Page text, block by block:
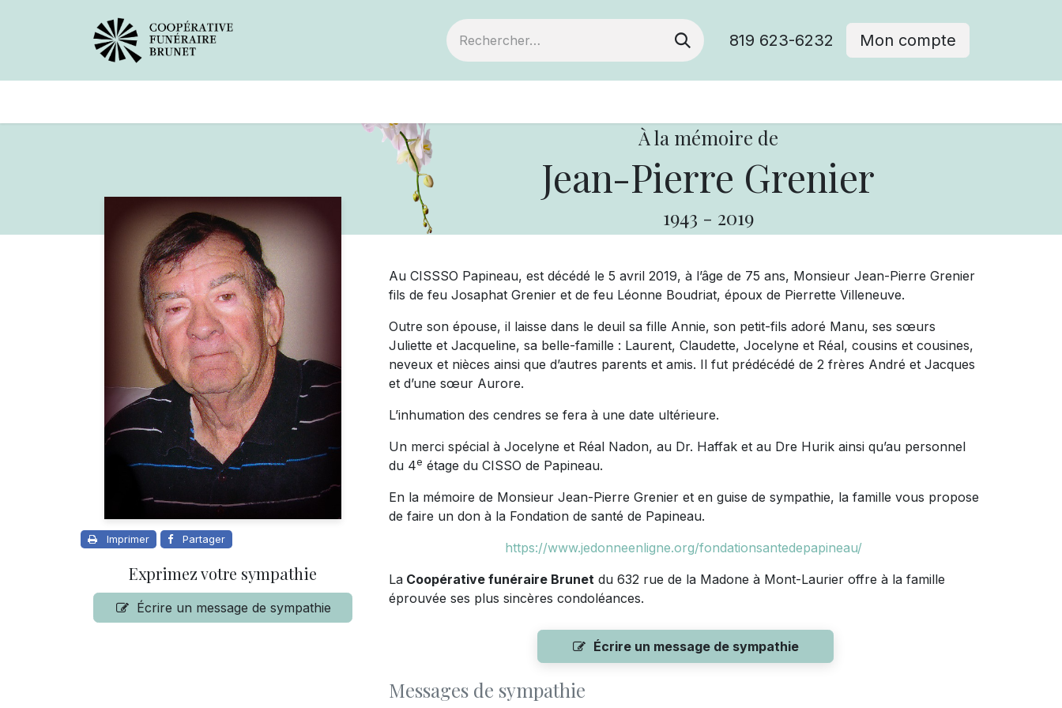
819 623-6232 Mon compte
À la mémoire de
Jean-Pierre Grenier
1943 - 2019
Imprimer Partager
Exprimez votre sympathie
Écrire un message de sympathie
Au CISSSO Papineau, est décédé le 5 avril 2019, à l’âge de 75 ans, Monsieur Jean-Pierre Grenier
fils de feu Josaphat Grenier et de feu Léonne Boudriat, époux de Pierrette Villeneuve.
Outre son épouse, il laisse dans le deuil sa fille Annie, son petit-fils adoré Manu, ses sœurs
Juliette et Jacqueline, sa belle-famille : Laurent, Claudette, Jocelyne et Réal, cousins et cousines,
neveux et nièces ainsi que d’autres parents et amis. Il fut prédécédé de 2 frères André et Jacques
et d’une sœur Aurore.
L’inhumation des cendres se fera à une date ultérieure.
Un merci spécial à Jocelyne et Réal Nadon, au Dr. Haffak et au Dre Hurik ainsi qu’au personnel
du 4e étage du CISSO de Papineau.
En la mémoire de Monsieur Jean-Pierre Grenier et en guise de sympathie, la famille vous propose
de faire un don à la Fondation de santé de Papineau.
https://www.jedonneenligne.org/fondationsantedepapineau/
La Coopérative funéraire Brunet du 632 rue de la Madone à Mont-Laurier offre à la famille
éprouvée ses plus sincères condoléances.
Écrire un message de sympathie
Messages de sympathie